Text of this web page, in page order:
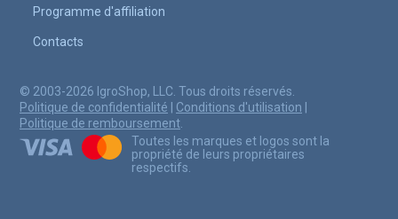
Programme d'affiliation
Contacts
© 2003-2026 IgroShop, LLC. Tous droits réservés.
Politique de confidentialité
Conditions d'utilisation
Politique de remboursement
Toutes les marques et logos sont la
propriété de leurs propriétaires
respectifs.